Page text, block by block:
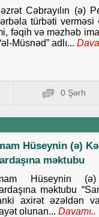
Cəbrayılın (ə)
türbəti verməsi
fəqih və məzhəb
Müsnəd” adlı...
0 Şərh
Hüseynin (ə)
məktubu
Hüseynin (ə)
məktubu
axirət əzəldən
olunan... Davamı..